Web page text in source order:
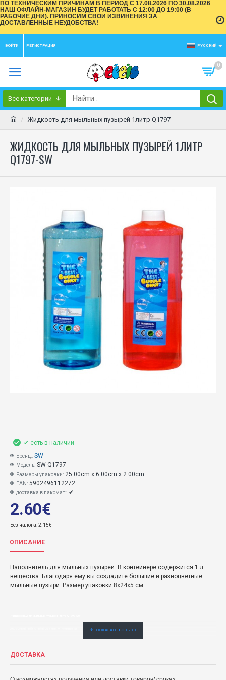
ПО ТЕХНИЧЕСКИМ ПРИЧИНАМ В ПЕРИОД С 17.08.2026 ПО 30.08.2026
НАШ ОФЛАЙН-МАГАЗИН БУДЕТ РАБОТАТЬ С 12:00 ДО 19:00 (В
РАБОЧИЕ ДНИ). ПРИНОСИМ СВОИ ИЗВИНЕНИЯ ЗА
ДОСТАВЛЕННЫЕ НЕУДОБСТВА!
ВОЙТИ РЕГИСТРАЦИЯ РУССКИЙ
0
Все категории
Жидкость для мыльных пузырей 1литр Q1797
ЖИДКОСТЬ ДЛЯ МЫЛЬНЫХ ПУЗЫРЕЙ 1ЛИТР
Q1797-SW
2.60€
Без налога: 2.15€
✔ есть в наличии
Бренд:: SW
Модель: SW-Q1797
Размеры упаковки: 25.00cm x 6.00cm x 2.00cm
EAN: 5902496112272
доставка в пакомат:: ✔
ОПИСАНИЕ
Наполнитель для мыльных пузырей. В контейнере содержится 1 л
вещества. Благодаря ему вы создадите большие и разноцветные
мыльные пузыри. Размер упаковки 8x24x5 см
Buy Жидкость для мыльных пузырей 1литр Q1797-5902496112272 : купить быстро, удобно и по низкой цене. Официальный дистрибьютер.er.
ДОСТАВКА